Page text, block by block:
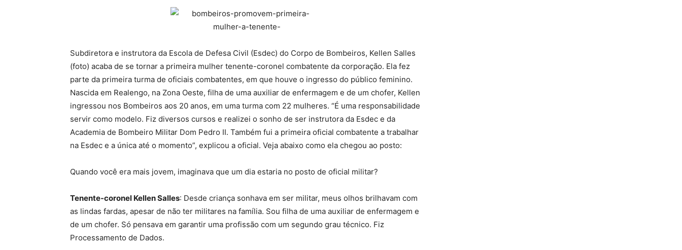
Subdiretora e instrutora da Escola de Defesa Civil (Esdec) do Corpo de Bombeiros, Kellen Salles
(foto) acaba de se tornar a primeira mulher tenente-coronel combatente da corporação. Ela fez
parte da primeira turma de oficiais combatentes, em que houve o ingresso do público feminino.
Nascida em Realengo, na Zona Oeste, filha de uma auxiliar de enfermagem e de um chofer, Kellen
ingressou nos Bombeiros aos 20 anos, em uma turma com 22 mulheres. “É uma responsabilidade
servir como modelo. Fiz diversos cursos e realizei o sonho de ser instrutora da Esdec e da
Academia de Bombeiro Militar Dom Pedro II. Também fui a primeira oficial combatente a trabalhar
na Esdec e a única até o momento”, explicou a oficial. Veja abaixo como ela chegou ao posto:
Quando você era mais jovem, imaginava que um dia estaria no posto de oficial militar?
Tenente-coronel Kellen Salles: Desde criança sonhava em ser militar, meus olhos brilhavam com
as lindas fardas, apesar de não ter militares na família. Sou filha de uma auxiliar de enfermagem e
de um chofer. Só pensava em garantir uma profissão com um segundo grau técnico. Fiz
Processamento de Dados.